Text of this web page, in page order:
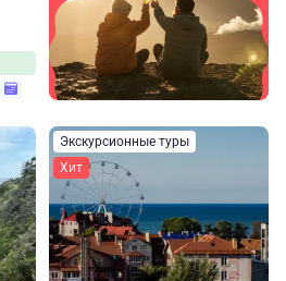
Экскурсионные туры
Хит